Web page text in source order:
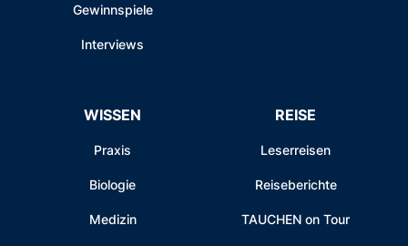
Gewinnspiele
Interviews
WISSEN
Praxis
Biologie
Medizin
REISE
Leserreisen
Reiseberichte
TAUCHEN on Tour